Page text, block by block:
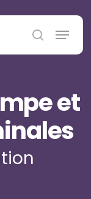
search
Menu
et